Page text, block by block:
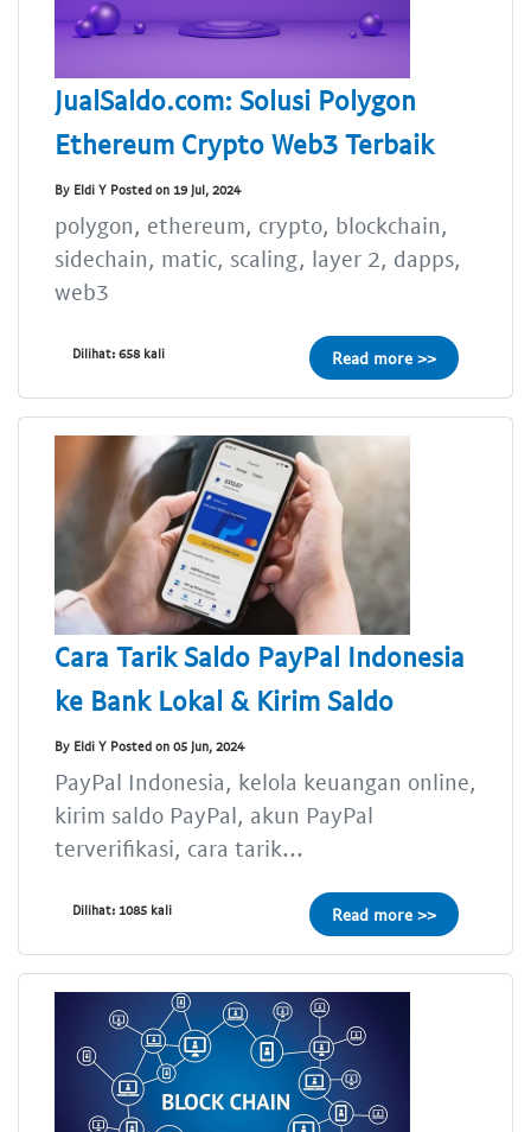
JualSaldo.com: Solusi Polygon
Ethereum Crypto Web3 Terbaik
By Eldi Y Posted on 19 Jul, 2024
polygon, ethereum, crypto, blockchain,
sidechain, matic, scaling, layer 2, dapps,
web3
Dilihat: 658 kali Read more >>
Cara Tarik Saldo PayPal Indonesia
ke Bank Lokal & Kirim Saldo
By Eldi Y Posted on 05 Jun, 2024
PayPal Indonesia, kelola keuangan online,
kirim saldo PayPal, akun PayPal
terverifikasi, cara tarik...
Dilihat: 1085 kali Read more >>